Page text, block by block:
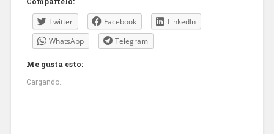
Twitter Facebook
LinkedIn
WhatsApp
Telegram
Me gusta esto:
Cargando...